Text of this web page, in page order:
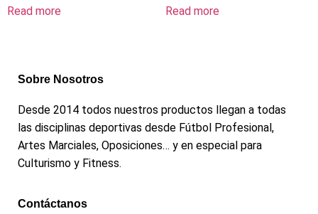
Read more Read more
Sobre Nosotros
Desde 2014 todos nuestros productos llegan a todas
las disciplinas deportivas desde Fútbol Profesional,
Artes Marciales, Oposiciones… y en especial para
Culturismo y Fitness.
Contáctanos